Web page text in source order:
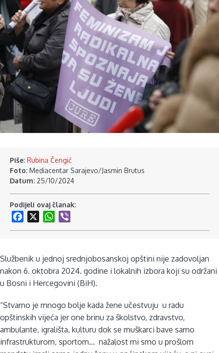
Saradnja sa medijima
Pretraga
Piše: Rubina Čengić
Foto: Mediacentar Sarajevo/Jasmin Brutus
Datum: 25/10/2024
Podijeli ovaj članak:
Facebook
WhatsApp
Službenik u jednoj srednjobosanskoj opštini nije zadovoljan
nakon 6. oktobra 2024. godine i lokalnih izbora koji su održani
u Bosni i Hercegovini (BiH).
“Stvarno je mnogo bolje kada žene učestvuju u radu
opštinskih vijeća jer one brinu za školstvo, zdravstvo,
ambulante, igrališta, kulturu dok se muškarci bave samo
infrastrukturom, sportom... nažalost mi smo u prošlom